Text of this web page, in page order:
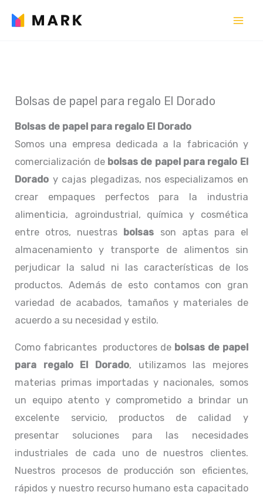
Bolsas de papel para regalo El Dorado
Bolsas de papel para regalo El Dorado
Somos una empresa dedicada a la fabricación y
comercialización de bolsas de papel para regalo El
Dorado y cajas plegadizas, nos especializamos en
crear empaques perfectos para la industria
alimenticia, agroindustrial, química y cosmética
entre otros, nuestras bolsas son aptas para el
almacenamiento y transporte de alimentos sin
perjudicar la salud ni las características de los
productos. Además de esto contamos con gran
variedad de acabados, tamaños y materiales de
acuerdo a su necesidad y estilo.
Como fabricantes productores de bolsas de papel
para regalo El Dorado, utilizamos las mejores
materias primas importadas y nacionales, somos
un equipo atento y comprometido a brindar un
excelente servicio, productos de calidad y
presentar soluciones para las necesidades
industriales de cada uno de nuestros clientes.
Nuestros procesos de producción son eficientes,
rápidos y nuestro recurso humano esta capacitado